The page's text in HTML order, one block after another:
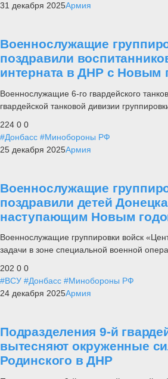
31 декабря 2025Армия
Военнослужащие
поздравили
интерната в ДНР с Новым
Военнослужащие 6-го гвардейского
гвардейской танковой дивизии
224 0 0
#Донбасс #Минобороны РФ
25 декабря 2025Армия
Военнослужащие
поздравили детей
наступающим Новым
Военнослужащие группировки войск
задачи в зоне специальной военной
202 0 0
#ВСУ #Донбасс #Минобороны РФ
24 декабря 2025Армия
Подразделения 9-й
вытесняют окруженные
Родинского в ДНР